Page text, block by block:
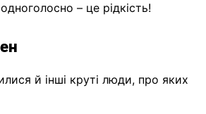
– це рідкість!
й інші круті люди, про яких